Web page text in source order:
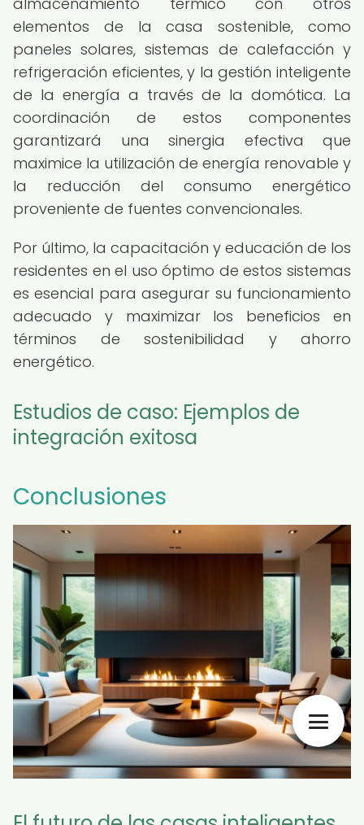
elementos de la casa sostenible, como
paneles solares, sistemas de calefacción y
refrigeración eficientes, y la gestión inteligente
de la energía a través de la domótica. La
coordinación de estos componentes
garantizará una sinergia efectiva que
maximice la utilización de energía renovable y
la reducción del consumo energético
proveniente de fuentes convencionales.
Por último, la capacitación y educación de los
residentes en el uso óptimo de estos sistemas
es esencial para asegurar su funcionamiento
adecuado y maximizar los beneficios en
términos de sostenibilidad y ahorro
energético.
Estudios de caso: Ejemplos de
integración exitosa
Conclusiones